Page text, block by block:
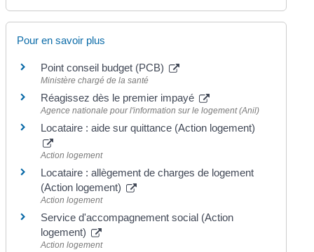
Pour en savoir plus
Point conseil budget (PCB)
Ministère chargé de la santé
Réagissez dès le premier impayé
Agence nationale pour l'information sur le logement (Anil)
Locataire : aide sur quittance (Action logement)
Action logement
Locataire : allègement de charges de logement
(Action logement)
Action logement
Service d'accompagnement social (Action
logement)
Action logement